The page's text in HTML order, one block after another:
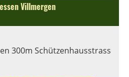
Villmergen
300m Schützenhausstrasse